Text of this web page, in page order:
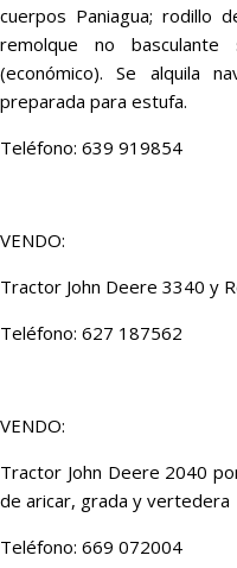
cuerpos Paniagua; rodillo
remolque no
(económico). Se alquila
preparada para estufa.
Teléfono: 639 919854
VENDO:
Tractor John Deere 3340 y
Teléfono: 627 187562
VENDO:
Tractor John Deere 2040
de aricar, grada y vertedera
Teléfono: 669 072004